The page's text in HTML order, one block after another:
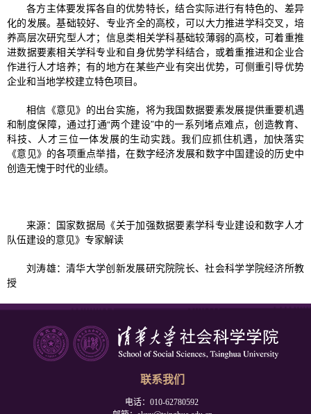
各方主体要发挥各自的优势特长，结合实际进行有特色的、差异
化的发展。基础较好、专业齐全的高校，可以大力推进学科交叉，培
养高层次研究型人才；信息类相关学科基础较薄弱的高校，可着重推
进数据要素相关学科专业和自身优势学科结合，或着重推进和企业合
作进行人才培养；有的地方在某些产业有突出优势，可侧重引导优势
企业和当地学校建立特色项目。
相信《意见》的出台实施，将为我国数据要素发展提供重要机遇
和制度保障，通过打通“两个建设”中的一系列堵点难点，创造教育、
科技、人才三位一体发展的生动实践。我们应抓住机遇，加快落实
《意见》的各项重点举措，在数字经济发展和数字中国建设的历史中
创造无愧于时代的业绩。
来源：国家数据局《关于加强数据要素学科专业建设和数字人才
队伍建设的意见》专家解读
刘涛雄：清华大学创新发展研究院院长、社会科学学院经济所教
授
联系我们
电话：010-62780592